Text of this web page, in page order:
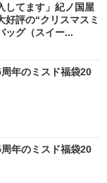
してます」紀ノ国屋
好評の“クリスマスミ
ッグ（スイー...
年のミスド福袋20
年のミスド福袋20